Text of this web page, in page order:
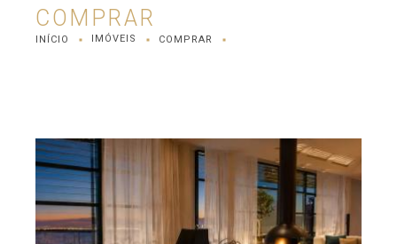
COMPRAR
INÍCIO IMÓVEIS COMPRAR